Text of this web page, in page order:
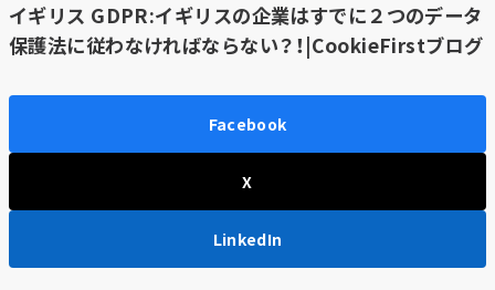
イギリス GDPR:イギリスの企業はすでに２つのデータ
保護法に従わなければならない？！|CookieFirstブログ
Facebook
X
LinkedIn